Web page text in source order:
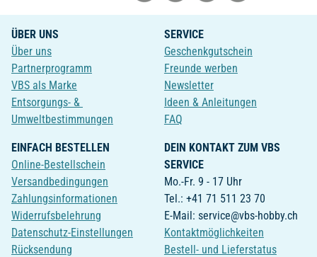
ÜBER UNS
Über uns
Partnerprogramm
VBS als Marke
Entsorgungs- &
Umweltbestimmungen
SERVICE
Geschenkgutschein
Freunde werben
Newsletter
Ideen & Anleitungen
FAQ
EINFACH BESTELLEN
Online-Bestellschein
Versandbedingungen
Zahlungsinformationen
Widerrufsbelehrung
Datenschutz-Einstellungen
Rücksendung
DEIN KONTAKT ZUM VBS
SERVICE
Mo.-Fr. 9 - 17 Uhr
Tel.: +41 71 511 23 70
E-Mail: service@vbs-hobby.ch
Kontaktmöglichkeiten
Bestell- und Lieferstatus